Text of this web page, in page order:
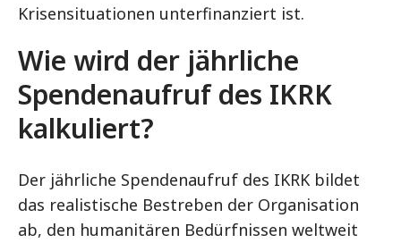
Krisensituationen unterfinanziert ist.
Wie wird der jährliche
Spendenaufruf des IKRK
kalkuliert?
Der jährliche Spendenaufruf des IKRK bildet
das realistische Bestreben der Organisation
ab, den humanitären Bedürfnissen weltweit